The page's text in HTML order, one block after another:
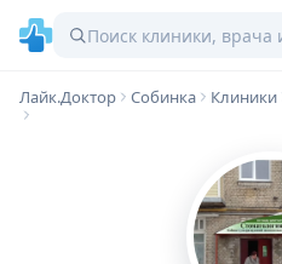
Лайк.Доктор Собинка Клиники